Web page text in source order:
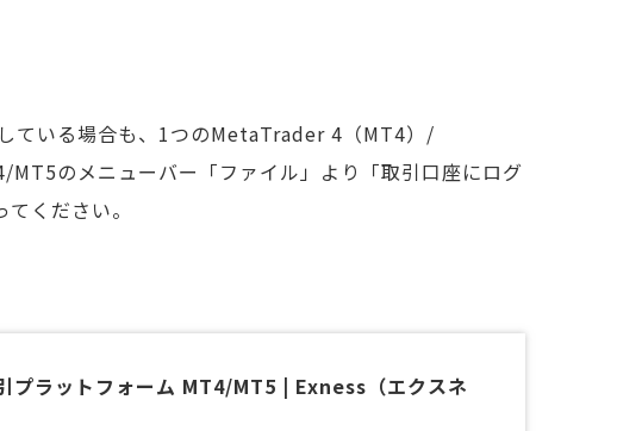
ている場合も、1つのMetaTrader 4（MT4）/
のメニューバー「ファイル」より「取引口座にログ
ください。
プラットフォーム MT4/MT5 | Exness（エクスネ